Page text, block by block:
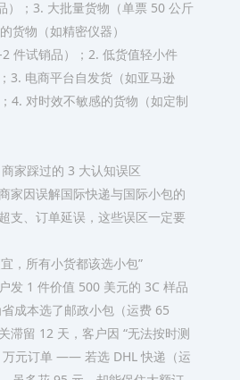
）；3. 大批量货物（单票 50 公斤
货物（如精密仪器）​
件试销品）；2. 低货值轻小件
3. 电商平台自发货（如亚马逊
4. 对时效不敏感的货物（如定制
家踩过的 3 大认知误区​
家因误解国际快递与国际小包的
支、订单延误，这些误区一定要
，所有小货都该选小包”​
发 1 件价值 500 美元的 3C 样品
省成本选了邮政小包（运费 65
滞留 12 天，客户因 “无法按时测
万元订单 —— 若选 DHL 快递（运